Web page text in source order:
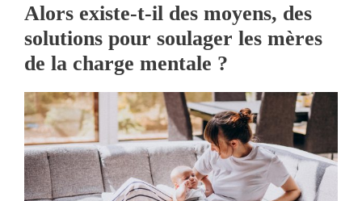
Alors existe-t-il des moyens, des
solutions pour soulager les mères
de la charge mentale ?